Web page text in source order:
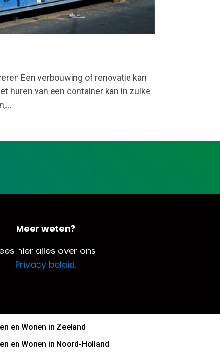
Een verbouwing of renovatie kan
huren van een container kan in zulke
Meer weten?
hier alles over ons
Privacy beleid.
en Wonen in Zeeland
en Wonen in Noord-Holland